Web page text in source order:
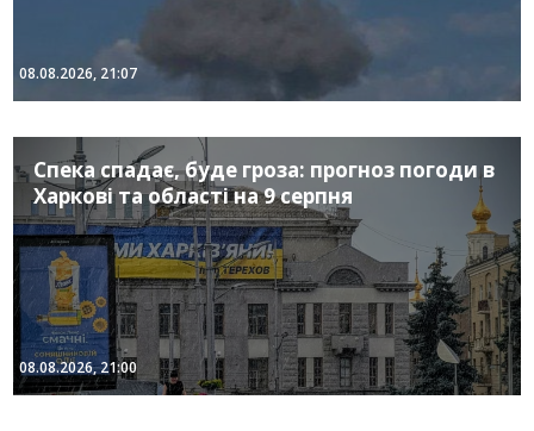
08.08.2026, 21:07
Спека спадає, буде гроза: прогноз погоди в
Харкові та області на 9 серпня
08.08.2026, 21:00